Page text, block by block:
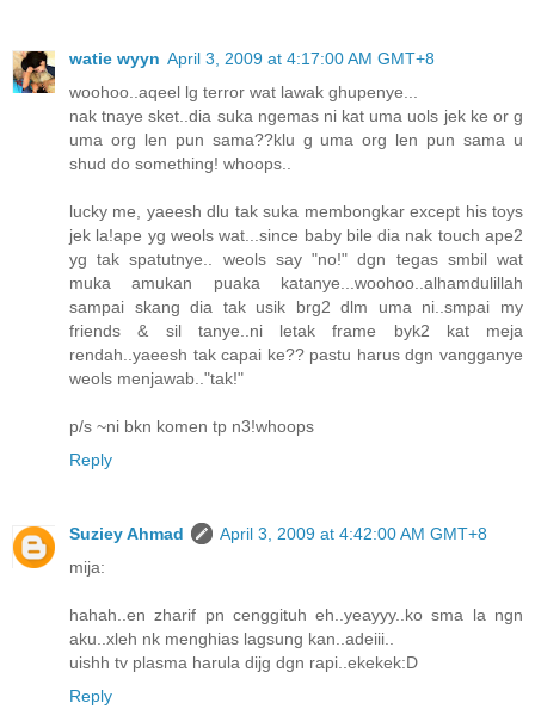
watie wyyn April 3, 2009 at 4:17:00 AM GMT+8
woohoo..aqeel lg terror wat lawak ghupenye...
nak tnaye sket..dia suka ngemas ni kat uma uols jek ke or g
uma org len pun sama??klu g uma org len pun sama u
shud do something! whoops..
lucky me, yaeesh dlu tak suka membongkar except his toys
jek la!ape yg weols wat...since baby bile dia nak touch ape2
yg tak spatutnye.. weols say "no!" dgn tegas smbil wat
muka amukan puaka katanye...woohoo..alhamdulillah
sampai skang dia tak usik brg2 dlm uma ni..smpai my
friends & sil tanye..ni letak frame byk2 kat meja
rendah..yaeesh tak capai ke?? pastu harus dgn vangganye
weols menjawab.."tak!"
p/s ~ni bkn komen tp n3!whoops
Reply
Suziey Ahmad
April 3, 2009 at 4:42:00 AM GMT+8
mija:
hahah..en zharif pn cenggituh eh..yeayyy..ko sma la ngn
aku..xleh nk menghias lagsung kan..adeiii..
uishh tv plasma harula dijg dgn rapi..ekekek:D
Reply